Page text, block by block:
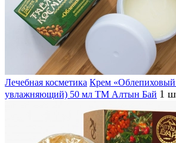
Лечебная косметика Крем
увлажняющий) 50 мл ТМ Алтын Бай 1